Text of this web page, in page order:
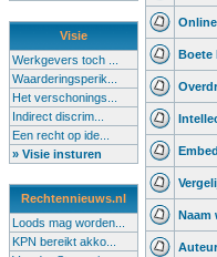
Visie
Werkgevers toch ...
Waarderingsperik...
Het verschonings...
Indirect discrim...
Een recht op ide...
» Visie insturen
Rechtennieuws.nl
Loods mag worden...
KPN bereikt akko...
Boete
Naam